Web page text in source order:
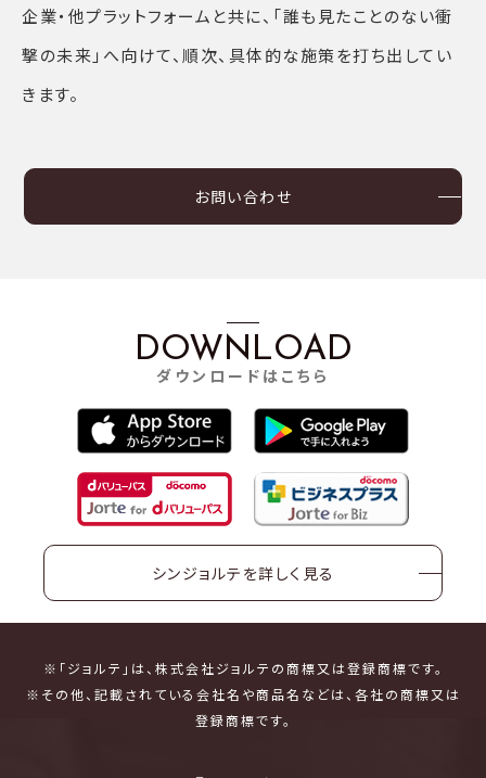
企業・他プラットフォームと共に、「誰も見たことのない衝
撃の未来」へ向けて、順次、具体的な施策を打ち出してい
きます。
お問い合わせ
DOWNLOAD
ダウンロードはこちら
シンジョルテを詳しく見る
※「ジョルテ」は、株式会社ジョルテの商標又は登録商標です。
※その他、記載されている会社名や商品名などは、各社の商標又は
登録商標です。